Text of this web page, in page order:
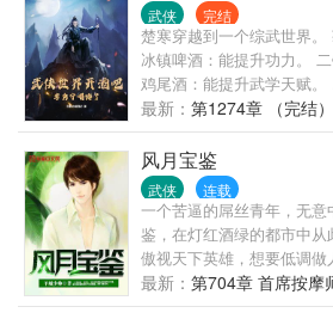
武侠 完结
楚寒穿越到一个综武世界
冰镇啤酒：能提升功力。
鸡尾酒：能提升武学天赋
冲等，均慕名而来。 随着
更逆天的酒类。 酒吧开业
赖着不走…… 这可怎么整？
马吧？
最新： 第1274章 （完结
风月宝鉴
武侠 连载
一个苦逼的屌丝青年，无
鉴，在灯红酒绿的都市中从
傲视天下英雄，想要低调
法，提升境界，一边玩弄狂
鹅号交流>
最新： 第704章 首席按摩